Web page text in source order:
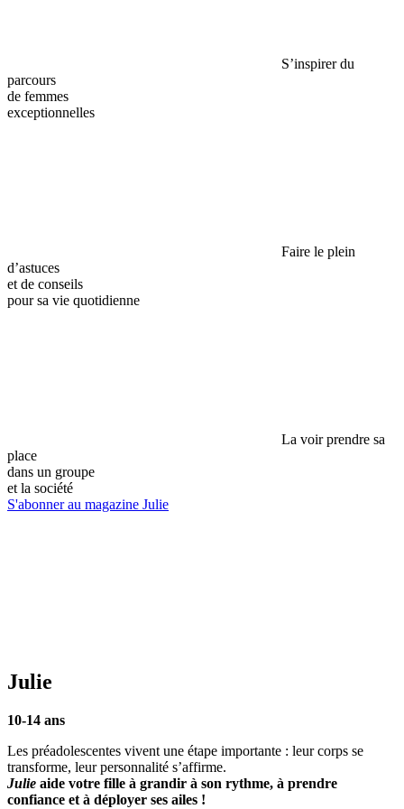
S’inspirer du
parcours
de femmes
exceptionnelles
Faire le plein
d’astuces
et de conseils
pour sa vie quotidienne
La voir prendre sa
place
dans un groupe
et la société
S'abonner au magazine Julie
Julie
10-14 ans
Les préadolescentes vivent une étape importante : leur corps se
transforme, leur personnalité s’affirme.
Julie aide votre fille à grandir à son rythme, à prendre
confiance et à déployer ses ailes !